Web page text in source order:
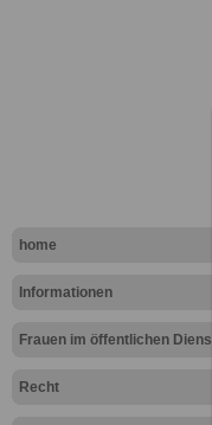
home
Informationen
Frauen im öffentlichen Dienst
Recht